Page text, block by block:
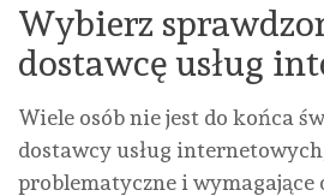
Wybierz
dostawcę usług
Wiele osób nie jest do końca
dostawcy usług
problematyczne i wymagające